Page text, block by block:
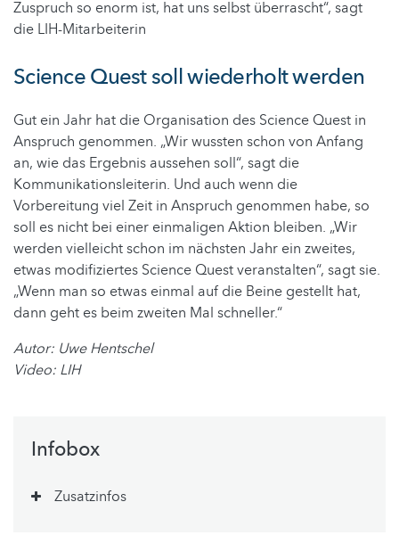
Zuspruch so enorm ist, hat uns selbst überrascht“, sagt
die LIH-Mitarbeiterin
Science Quest soll wiederholt werden
Gut ein Jahr hat die Organisation des Science Quest in
Anspruch genommen. „Wir wussten schon von Anfang
an, wie das Ergebnis aussehen soll“, sagt die
Kommunikationsleiterin. Und auch wenn die
Vorbereitung viel Zeit in Anspruch genommen habe, so
soll es nicht bei einer einmaligen Aktion bleiben. „Wir
werden vielleicht schon im nächsten Jahr ein zweites,
etwas modifiziertes Science Quest veranstalten“, sagt sie.
„Wenn man so etwas einmal auf die Beine gestellt hat,
dann geht es beim zweiten Mal schneller.“
Autor: Uwe Hentschel
Video: LIH
Infobox
Zusatzinfos